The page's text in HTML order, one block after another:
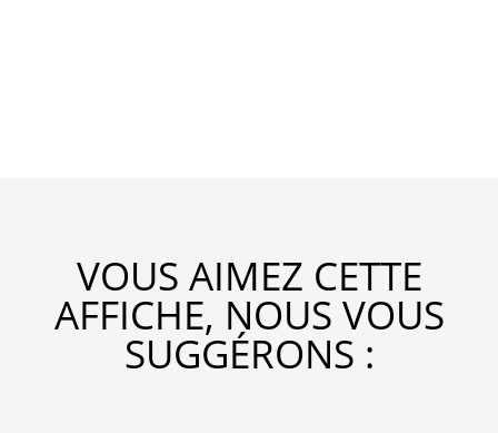
VOUS AIMEZ CETTE
AFFICHE, NOUS VOUS
SUGGÉRONS :